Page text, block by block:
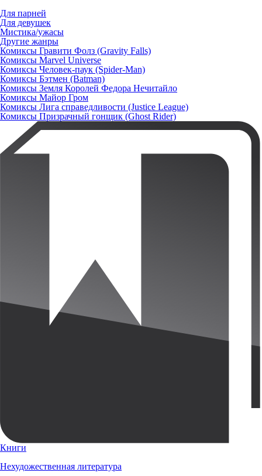
Для парней
Для девушек
Мистика/ужасы
Другие жанры
Комиксы Гравити Фолз (Gravity Falls)
Комиксы Marvel Universe
Комиксы Человек-паук (Spider-Man)
Комиксы Бэтмен (Batman)
Комиксы Земля Королей Федора Нечитайло
Комиксы Майор Гром
Комиксы Лига справедливости (Justice League)
Комиксы Призрачный гонщик (Ghost Rider)
Книги
Нехудожественная литература